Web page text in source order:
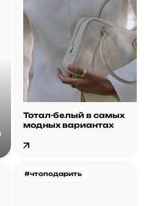
Тотал-белый в самых
модных вариантах
#чтоподарить